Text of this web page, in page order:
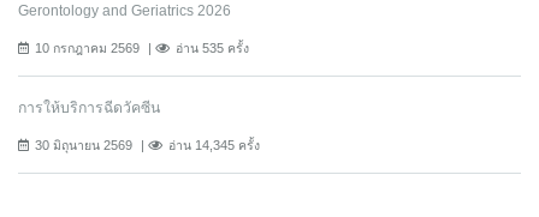
Gerontology and Geriatrics 2026
10 กรกฎาคม 2569 อ่าน 535 ครั้ง
การให้บริการฉีดวัคซีน
30 มิถุนายน 2569 อ่าน 14,345 ครั้ง